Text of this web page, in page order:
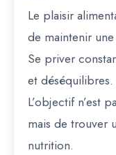
Le plaisir
de maintenir
Se priver
et déséquilibres.
L’objectif n’est
mais de trouver
nutrition.